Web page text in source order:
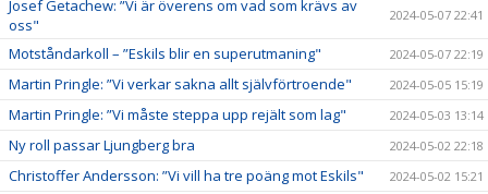
Josef Getachew: ”Vi är överens om vad som krävs av
oss"
2024-05-07 22:41
Motståndarkoll – ”Eskils blir en superutmaning" 2024-05-07 22:19
Martin Pringle: ”Vi verkar sakna allt självförtroende" 2024-05-05 15:19
Martin Pringle: ”Vi måste steppa upp rejält som lag" 2024-05-03 13:14
Ny roll passar Ljungberg bra 2024-05-02 22:18
Christoffer Andersson: ”Vi vill ha tre poäng mot Eskils" 2024-05-02 15:21